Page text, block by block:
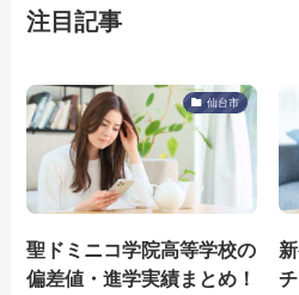
注目記事
仙台市
聖ドミニコ学院高等学校の
偏差値・進学実績まとめ！